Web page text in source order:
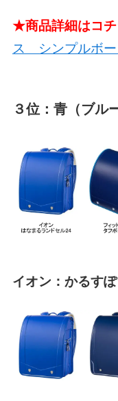
★商品詳細はコチ
ス シンプルボー
３位：青（ブル
イオン：かるす